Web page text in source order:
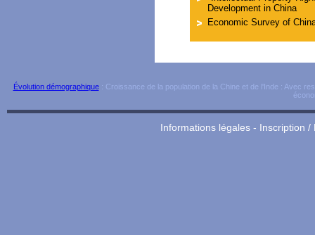
Development in China
Economic Survey of
Évolution démographique: Croissance de la population de la Chine et de l'Inde : Avec
Informations légales- Inscription